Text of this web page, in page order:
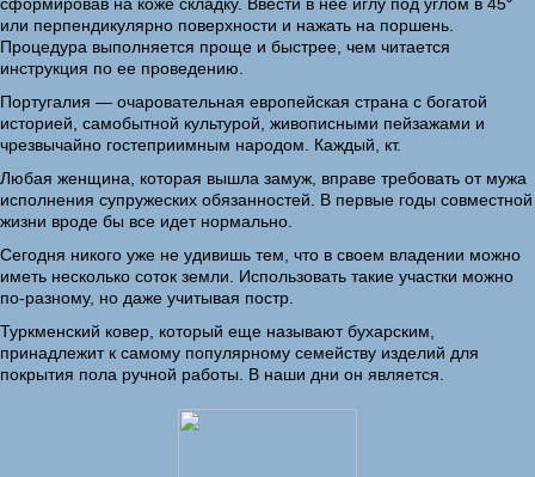
или перпендикулярно поверхности и нажать на поршень.
Процедура выполняется проще и быстрее, чем читается
инструкция по ее проведению.
Португалия — очаровательная европейская страна с богатой
историей, самобытной культурой, живописными пейзажами и
чрезвычайно гостеприимным народом. Каждый, кт.
Любая женщина, которая вышла замуж, вправе требовать от мужа
исполнения супружеских обязанностей. В первые годы совместной
жизни вроде бы все идет нормально.
Сегодня никого уже не удивишь тем, что в своем владении можно
иметь несколько соток земли. Использовать такие участки можно
по-разному, но даже учитывая постр.
Туркменский ковер, который еще называют бухарским,
принадлежит к самому популярному семейству изделий для
покрытия пола ручной работы. В наши дни он является.